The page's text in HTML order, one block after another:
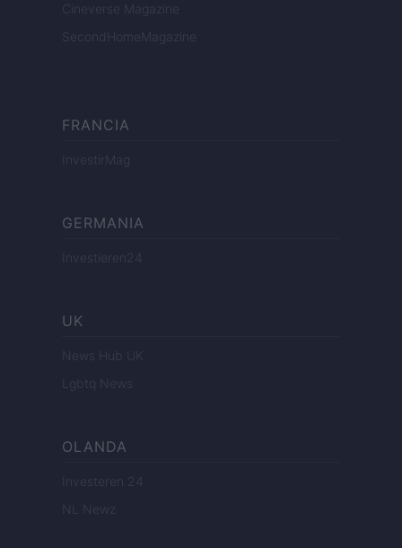
Cineverse Magazine
SecondHomeMagazine
FRANCIA
InvestirMag
GERMANIA
Investieren24
UK
News Hub UK
Lgbtq News
OLANDA
Investeren 24
NL Newz